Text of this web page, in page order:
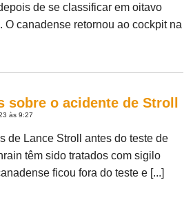
de se classificar em oitavo
O canadense retornou ao cockpit na
sobre o acidente de Stroll
às 9:27
de Lance Stroll antes do teste de
têm sido tratados com sigilo
ficou fora do teste e [...]